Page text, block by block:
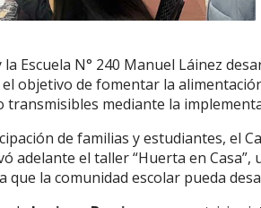
la Escuela N° 240 Manuel Láinez
objetivo de fomentar la
transmisibles mediante la
de familias y estudiantes, el
adelante el taller “Huerta en
que la comunidad escolar pueda